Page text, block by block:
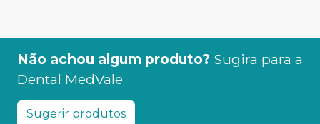
Não achou algum produto? Sugira para a
Dental MedVale
Sugerir produtos